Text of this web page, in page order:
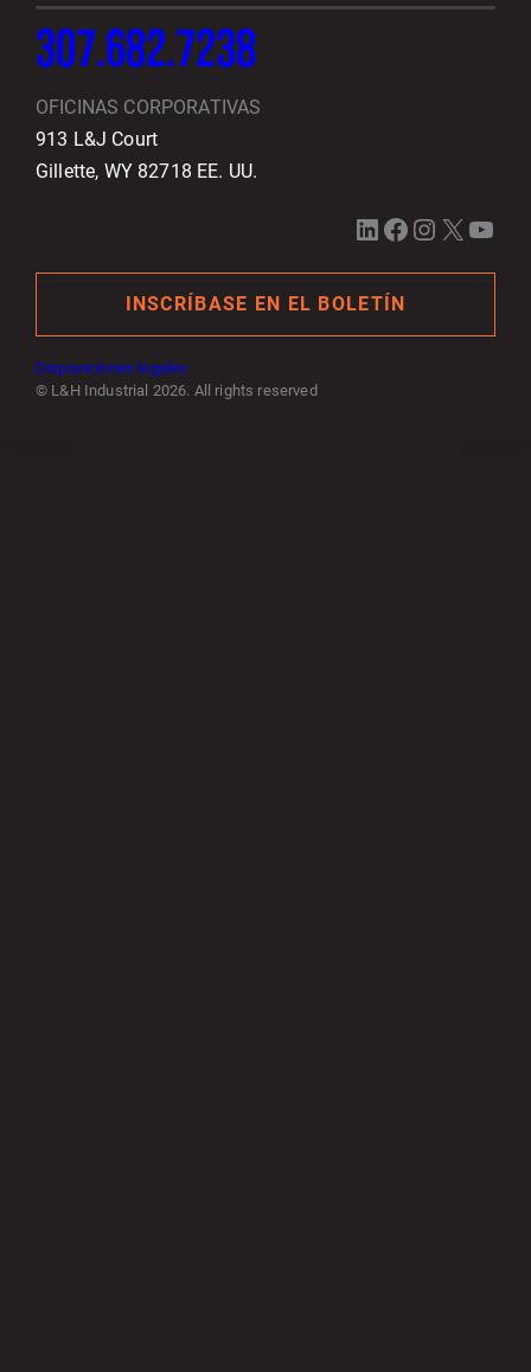
a
307.682.7238
OFICINAS CORPORATIVAS
913 L&J Court
Gillette, WY 82718 EE. UU.
LinkedIn Facebook Instagram X YouTube
INSCRÍBASE EN EL BOLETÍN
Disposiciones legales
© L&H Industrial 2026. All rights reserved